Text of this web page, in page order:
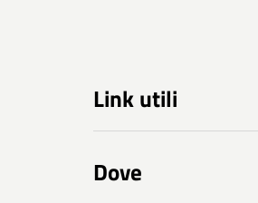
Link utili
Dove